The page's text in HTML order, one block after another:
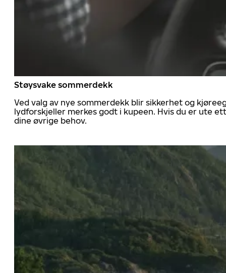
Støysvake sommerdekk
Ved valg av nye sommerdekk blir sikkerhet og
lydforskjeller merkes godt i kupeen. Hvis du er ute
dine øvrige behov.